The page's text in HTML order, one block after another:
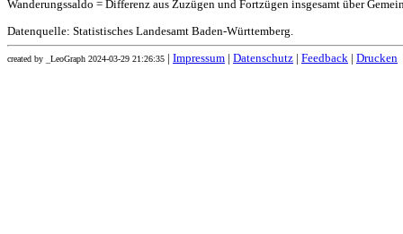
Wanderungssaldo = Differenz aus Zuzügen und Fortzügen insgesamt über
Datenquelle: Statistisches Landesamt Baden-Württemberg.
created by _LeoGraph 2024-03-29 21:26:35 Impressum Datenschutz Feedback Drucken